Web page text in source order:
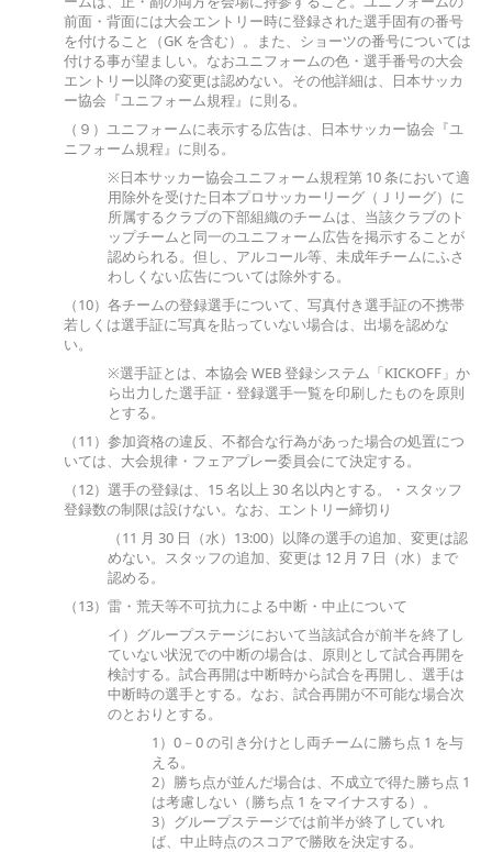
前面・背面には大会エントリー時に登録された選手固有の番号
を付けること（GK を含む）。また、ショーツの番号については
付ける事が望ましい。なおユニフォームの色・選手番号の大会
エントリー以降の変更は認めない。その他詳細は、日本サッカ
ー協会『ユニフォーム規程』に則る。
（９）ユニフォームに表示する広告は、日本サッカー協会『ユ
ニフォーム規程』に則る。
※日本サッカー協会ユニフォーム規程第 10 条において適
用除外を受けた日本プロサッカーリーグ（Ｊリーグ）に
所属するクラブの下部組織のチームは、当該クラブのト
ップチームと同一のユニフォーム広告を掲示することが
認められる。但し、アルコール等、未成年チームにふさ
わしくない広告については除外する。
（10）各チームの登録選手について、写真付き選手証の不携帯
若しくは選手証に写真を貼っていない場合は、出場を認めな
い。
※選手証とは、本協会 WEB 登録システム「KICKOFF」か
ら出力した選手証・登録選手一覧を印刷したものを原則
とする。
（11）参加資格の違反、不都合な行為があった場合の処置につ
いては、大会規律・フェアプレー委員会にて決定する。
（12）選手の登録は、15 名以上 30 名以内とする。・スタッフ
登録数の制限は設けない。なお、エントリー締切り
（11 月 30 日（水）13:00）以降の選手の追加、変更は認
めない。スタッフの追加、変更は 12 月 7 日（水）まで
認める。
（13）雷・荒天等不可抗力による中断・中止について
イ）グループステージにおいて当該試合が前半を終了し
ていない状況での中断の場合は、原則として試合再開を
検討する。試合再開は中断時から試合を再開し、選手は
中断時の選手とする。なお、試合再開が不可能な場合次
のとおりとする。
1）0－0 の引き分けとし両チームに勝ち点 1 を与
える。
2）勝ち点が並んだ場合は、不成立で得た勝ち点 1
は考慮しない（勝ち点 1 をマイナスする）。
3）グループステージでは前半が終了していれ
ば、中止時点のスコアで勝敗を決定する。